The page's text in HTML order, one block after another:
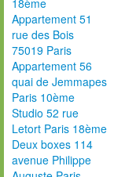
18ème
Appartement 51
rue des Bois
75019 Paris
Appartement 56
quai de Jemmapes
Paris 10ème
Studio 52 rue
Letort Paris 18ème
Deux boxes 114
avenue Philippe